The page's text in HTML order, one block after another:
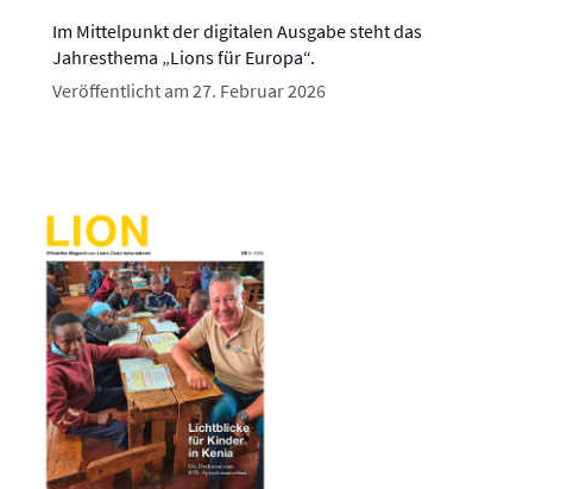
Im Mittelpunkt der digitalen Ausgabe steht das
Jahresthema „Lions für Europa“.
Veröffentlicht am 27. Februar 2026